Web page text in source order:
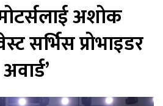
अशोक
सर्भिस प्रोभाइडर
अवार्ड’